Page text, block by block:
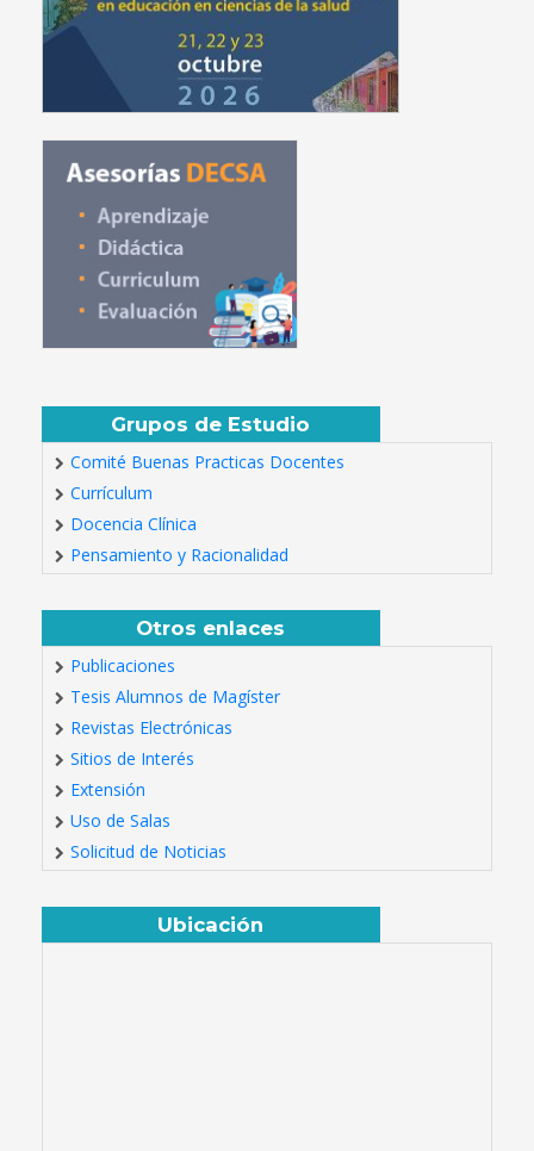
Grupos de Estudio
Comité Buenas Practicas Docentes
Currículum
Docencia Clínica
Pensamiento y Racionalidad
Otros enlaces
Publicaciones
Tesis Alumnos de Magíster
Revistas Electrónicas
Sitios de Interés
Extensión
Uso de Salas
Solicitud de Noticias
Ubicación